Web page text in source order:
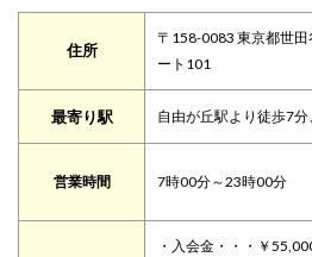
住所
〒158-0083 東京都世
ート101
最寄り駅 自由が丘駅より徒歩7
営業時間 7時00分～23時00分
・入会金・・・￥